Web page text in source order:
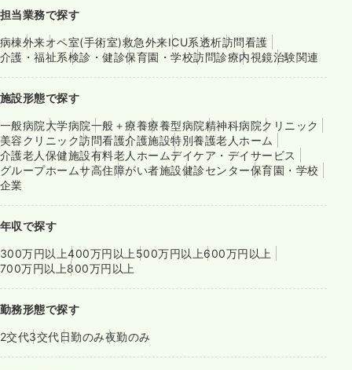
担当業務で探す
病棟外来オペ室(手術室)救急外来ICU系透析訪問看護
介護・福祉系検診・健診保育園・学校訪問診療内視鏡治験関連
施設形態で探す
一般病院大学病院一般＋療養療養型病院精神科病院クリニック
美容クリニック訪問看護介護施設特別養護老人ホーム
介護老人保健施設有料老人ホームデイケア・デイサービス
グループホームサ高住障がい者施設健診センター保育園・学校
企業
年収で探す
300万円以上400万円以上 500万円以上600万円以上
700万円以上800万円以上
勤務形態で探す
2交代3交代日勤のみ夜勤のみ